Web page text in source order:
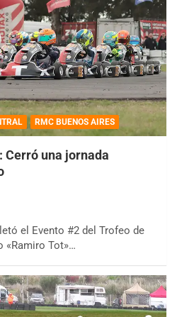
RMC BUENOS AIRES
Cerró una jornada
el Evento #2 del Trofeo de
«Ramiro Tot»…